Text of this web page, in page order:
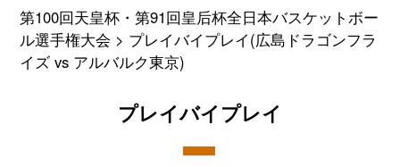
第100回天皇杯・第91回皇后杯全日本バスケットボー
ル選手権大会
プレイバイプレイ(広島ドラゴンフラ
イズ vs アルバルク東京)
プレイバイプレイ